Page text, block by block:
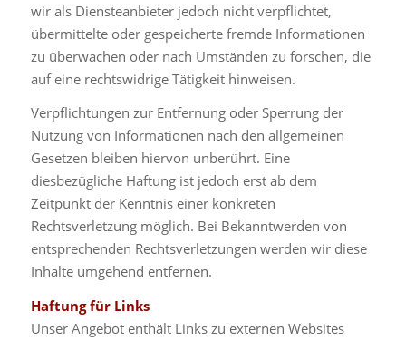
wir als Diensteanbieter jedoch nicht verpflichtet,
übermittelte oder gespeicherte fremde Informationen
zu überwachen oder nach Umständen zu forschen, die
auf eine rechtswidrige Tätigkeit hinweisen.
Verpflichtungen zur Entfernung oder Sperrung der
Nutzung von Informationen nach den allgemeinen
Gesetzen bleiben hiervon unberührt. Eine
diesbezügliche Haftung ist jedoch erst ab dem
Zeitpunkt der Kenntnis einer konkreten
Rechtsverletzung möglich. Bei Bekanntwerden von
entsprechenden Rechtsverletzungen werden wir diese
Inhalte umgehend entfernen.
Haftung für Links
Unser Angebot enthält Links zu externen Websites